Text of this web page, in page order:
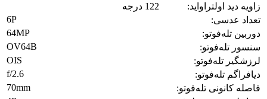
زاویه دید اولتراواید:
122 درجه
تعداد عدسی:
6P
دوربین تله‌فوتو:
64MP
سنسور تله‌فوتو:
OV64B
لرزشگیر تله‌فوتو:
OIS
دیافراگم تله‌فوتو:
f/2.6
فاصله کانونی تله‌فوتو:
70mm